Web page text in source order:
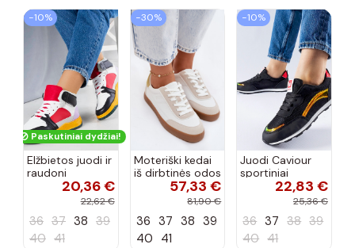
−10%
Paskutiniai dydžiai!
Elžbietos juodi ir
raudoni
aukštakulniai
sportbačiai
20,36 €
22,62 €
36 37 38 39
40 41
−30%
Moteriški kedai
iš dirbtinės odos
Big Star
TT274310 baltos
57,33 €
81,90 €
36 37 38 39
40 41
−10%
Juodi Caviour
sportiniai
sportbačiai22,83 €
25,36 €
36 37 38 39
40 41